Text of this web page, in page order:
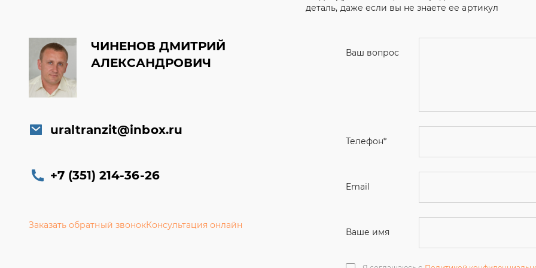
деталь, даже если вы не знаете ее артикул
ЧИНЕНОВ ДМИТРИЙ
АЛЕКСАНДРОВИЧ
uraltranzit@inbox.ru
+7 (351) 214-36-26
Заказать обратный звонокКонсультация онлайн
Ваш вопрос
Я соглашаюсь с
Отправить